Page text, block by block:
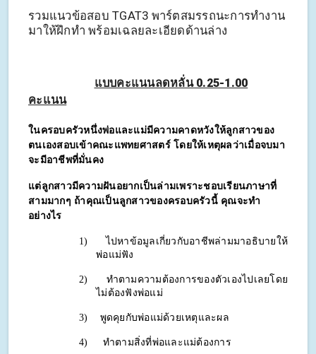
รวมแนวข้อสอบ TGAT3 พาร์ตสมรรถนะการทำงาน
มาให้ฝึกทำ พร้อมเฉลยละเอียดด้านล่าง
แบบคะแนนลดหลั่น 0.25-1.00
คะแนน
ในครอบครัวหนึ่งพ่อและแม่มีความคาดหวังให้ลูกสาวของ
ตนเองสอบเข้าคณะแพทยศาสตร์ โดยให้เหตุผลว่าเมื่อจบมา
จะมีอาชีพที่มั่นคง
แต่ลูกสาวมีความฝันอยากเป็นล่ามเพราะชอบเรียนภาษาที่
สามมากๆ ถ้าคุณเป็นลูกสาวของครอบครัวนี้ คุณจะทำ
อย่างไร
1)
ไปหาข้อมูลเกี่ยวกับอาชีพล่ามมาอธิบายให้
พ่อแม่ฟัง
2)
ทำตามความต้องการของตัวเองไปเลยโดย
ไม่ต้องฟังพ่อแม่
3) พูดคุยกับพ่อแม่ด้วยเหตุและผล
4) ทำตามสิ่งที่พ่อและแม่ต้องการ